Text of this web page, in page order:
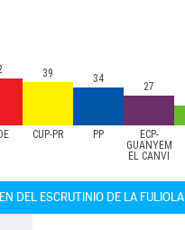
CUP-PR PP
ECP-
GUANYEM
EL CANVI
39 34
27
DEL ESCRUTINIO DE LA FULIOLA